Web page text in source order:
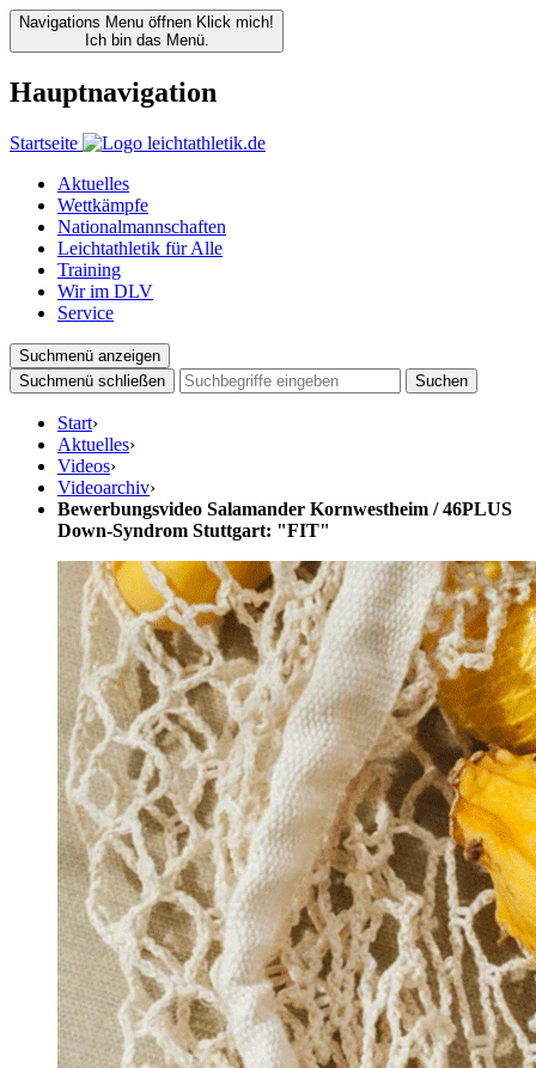
Navigations Menu öffnen Klick mich!
Ich bin das Menü.
Hauptnavigation
Startseite
Aktuelles
Wettkämpfe
Nationalmannschaften
Leichtathletik für Alle
Training
Wir im DLV
Service
Suchmenü anzeigen
Suchmenü schließen
Suchen
Start›
Aktuelles›
Videos›
Videoarchiv›
Bewerbungsvideo Salamander Kornwestheim / 46PLUS
Down-Syndrom Stuttgart: "FIT"